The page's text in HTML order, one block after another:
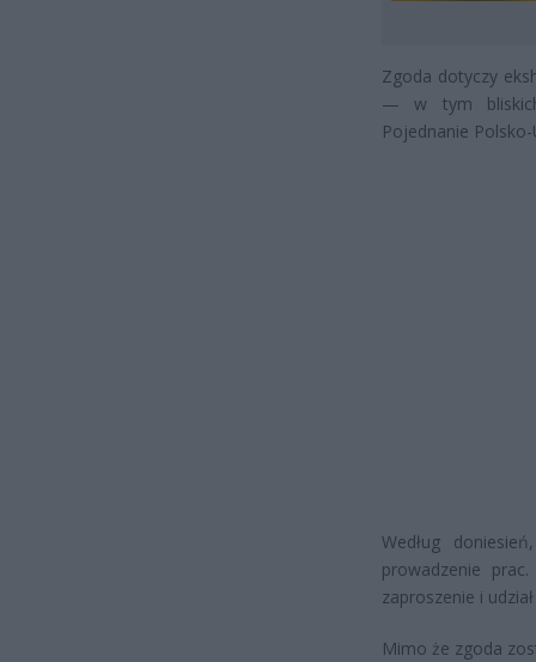
Zgoda dotyczy
— w tym bliskich
Pojednanie
Według
prowadzenie
zaproszenie i
Mimo że zgoda